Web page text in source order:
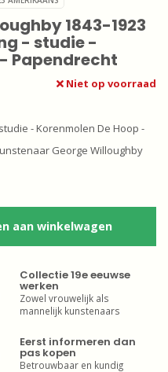
1843-1923
- studie -
Papendrecht
Niet op voorraad
- Korenmolen De Hoop -
George Willoughby
aan winkelwagen
Collectie 19e eeuwse
werken
Zowel vrouwelijk als
mannelijk kunstenaars
Eerst informeren dan
pas kopen
Betrouwbaar en kundig